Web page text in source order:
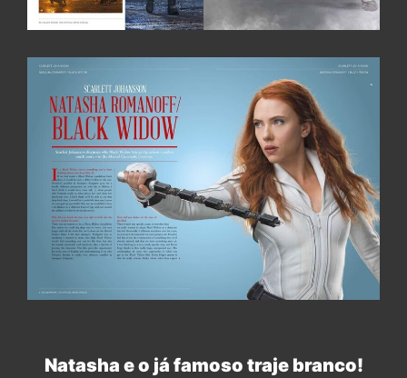
Natasha e o já famoso traje branco!